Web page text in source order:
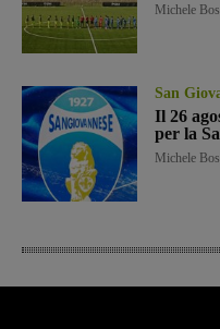
Michele
San
Il 26
per la
Michele